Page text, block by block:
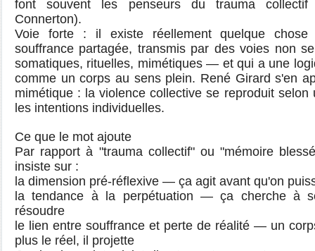
font souvent les penseurs du trauma collectif
Connerton).
Voie forte : il existe réellement quelque
souffrance partagée, transmis par des voies non
somatiques, rituelles, mimétiques — et qui a une
comme un corps au sens plein. René Girard s'en
mimétique : la violence collective se reproduit selon
les intentions individuelles.
Ce que le mot ajoute
Par rapport à "trauma collectif" ou "mémoire
insiste sur :
la dimension pré-réflexive — ça agit avant qu'on
la tendance à la perpétuation — ça cherche à
résoudre
le lien entre souffrance et perte de réalité — un
plus le réel, il projette